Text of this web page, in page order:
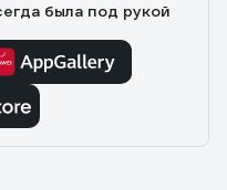
была под рукой